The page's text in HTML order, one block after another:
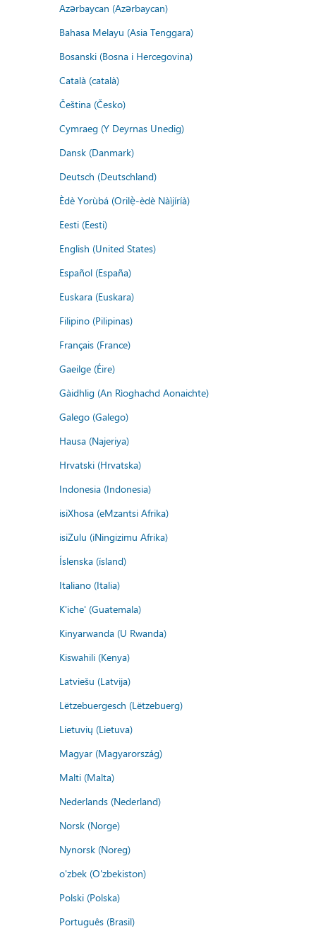
Azərbaycan (Azərbaycan)
Bahasa Melayu (Asia Tenggara)
Bosanski (Bosna i Hercegovina)
Català (català)
Čeština (Česko)
Cymraeg (Y Deyrnas Unedig)
Dansk (Danmark)
Deutsch (Deutschland)
Èdè Yorùbá (Orilẹ̀-èdè Nàìjíríà)
Eesti (Eesti)
English (United States)
Español (España)
Euskara (Euskara)
Filipino (Pilipinas)
Français (France)
Gaeilge (Éire)
Gàidhlig (An Rìoghachd Aonaichte)
Galego (Galego)
Hausa (Najeriya)
Hrvatski (Hrvatska)
Indonesia (Indonesia)
isiXhosa (eMzantsi Afrika)
isiZulu (iNingizimu Afrika)
Íslenska (ísland)
Italiano (Italia)
K'iche' (Guatemala)
Kinyarwanda (U Rwanda)
Kiswahili (Kenya)
Latviešu (Latvija)
Lëtzebuergesch (Lëtzebuerg)
Lietuvių (Lietuva)
Magyar (Magyarország)
Malti (Malta)
Nederlands (Nederland)
Norsk (Norge)
Nynorsk (Noreg)
o'zbek (O'zbekiston)
Polski (Polska)
Português (Brasil)